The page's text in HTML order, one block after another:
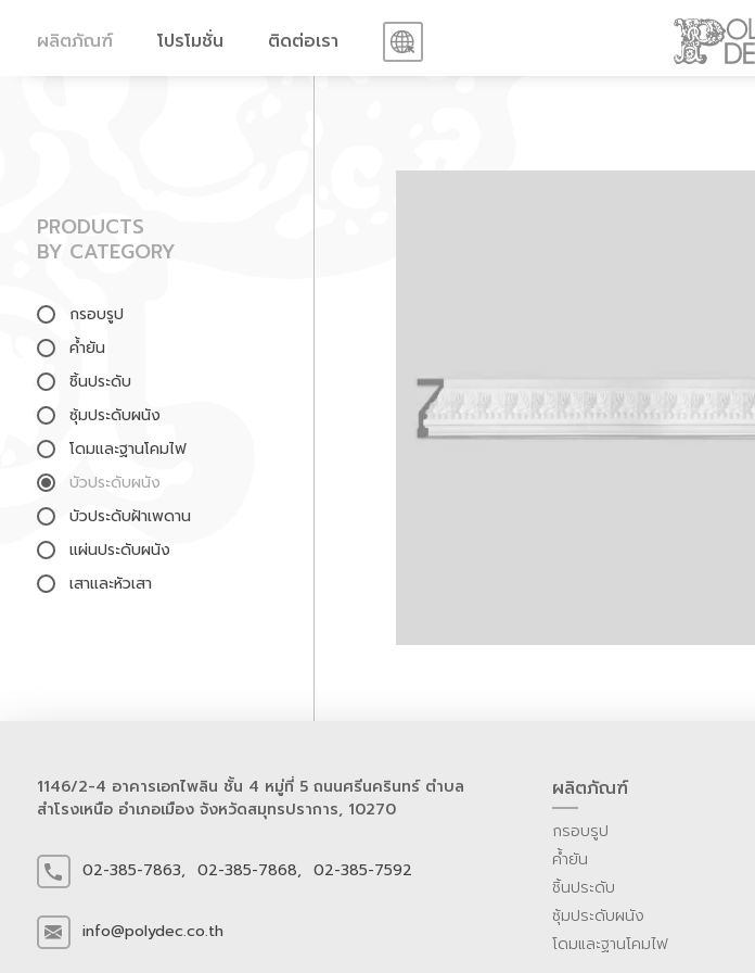
ผลิตภัณฑ์ โปรโมชั่น ติดต่อเรา
PRODUCTS
BY CATEGORY
กรอบรูป
ค้ำยัน
ชิ้นประดับ
ซุ้มประดับผนัง
โดมและฐานโคมไฟ
บัวประดับผนัง
บัวประดับฝ้าเพดาน
แผ่นประดับผนัง
เสาและหัวเสา
1146/2-4 อาคารเอกไพลิน ชั้น 4 หมู่ที่ 5 ถนนศรีนครินทร์ ตำบล
สำโรงเหนือ อำเภอเมือง จังหวัดสมุทรปราการ, 10270
02-385-7863, 02-385-7868, 02-385-7592
info@polydec.co.th
ผลิตภัณฑ์
กรอบรูป
ค้ำยัน
ชิ้นประดับ
ซุ้มประดับผนัง
โดมและฐานโคมไฟ